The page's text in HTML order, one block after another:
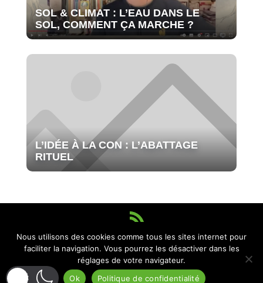
SOL & CLIMAT : L’EAU DANS LE
SOL, COMMENT ÇA MARCHE ?
L’IDÉE À LA CON : L’ABATTAGE
RITUEL
© Frédéric Denhez, année 2022 tous droits réservés site réalisé par
MIDI-10&TAOMet hébergé par Infomaniakhébergeur éco
responsable |
mentions légales|politique de confidentialité
Nous utilisons des cookies comme tous les sites internet pour
faciliter la navigation. Vous pourrez les désactiver dans les
réglages de votre navigateur.
Ok
Politique de confidentialité